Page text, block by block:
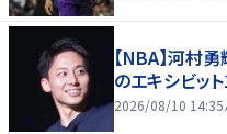
【NBA】河村
のエキシビッ
2026/08/10 14:35